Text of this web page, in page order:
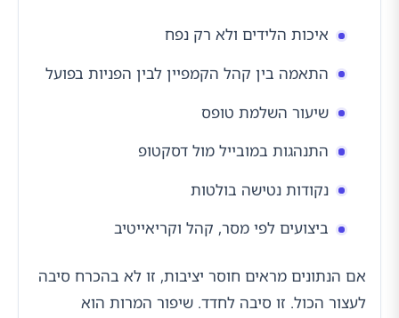
איכות הלידים ולא רק נפח
התאמה בין קהל הקמפיין לבין הפניות בפועל
שיעור השלמת טופס
התנהגות במובייל מול דסקטופ
נקודות נטישה בולטות
ביצועים לפי מסר, קהל וקריאייטיב
אם הנתונים מראים חוסר יציבות, זו לא בהכרח סיבה
לעצור הכול. זו סיבה לחדד. שיפור המרות הוא